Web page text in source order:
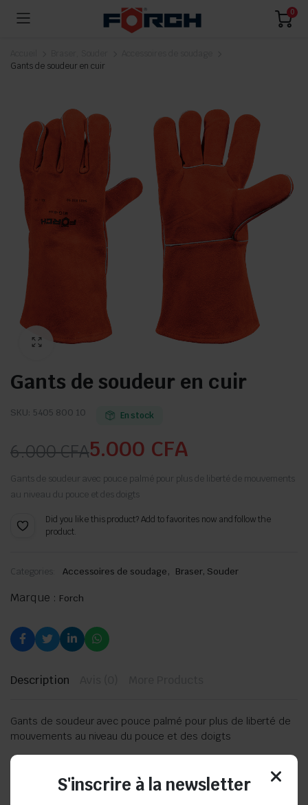
0
Gants de soudeur en cuir
Gants de soudeur en cuir
SKU: 5405 800 10 En stock
6.000CFA
Le
prix
initial
6.000 CFA.
5.000 CFA
Le
prix
actuel
5.000 CFA.
Gants de soudeur avec pouce palmé pour plus de liberté de mouvements
au niveau du pouce et des doigts
Did you like this product? Add to favorites now and follow the
product.
Categories: Accessoires de soudage, Braser, Souder
Marque : Forch
Description
Gants de soudeur avec pouce palmé pour plus de liberté de
mouvements au niveau du pouce et des doigts
Produits connexes
S'inscrire à la newsletter